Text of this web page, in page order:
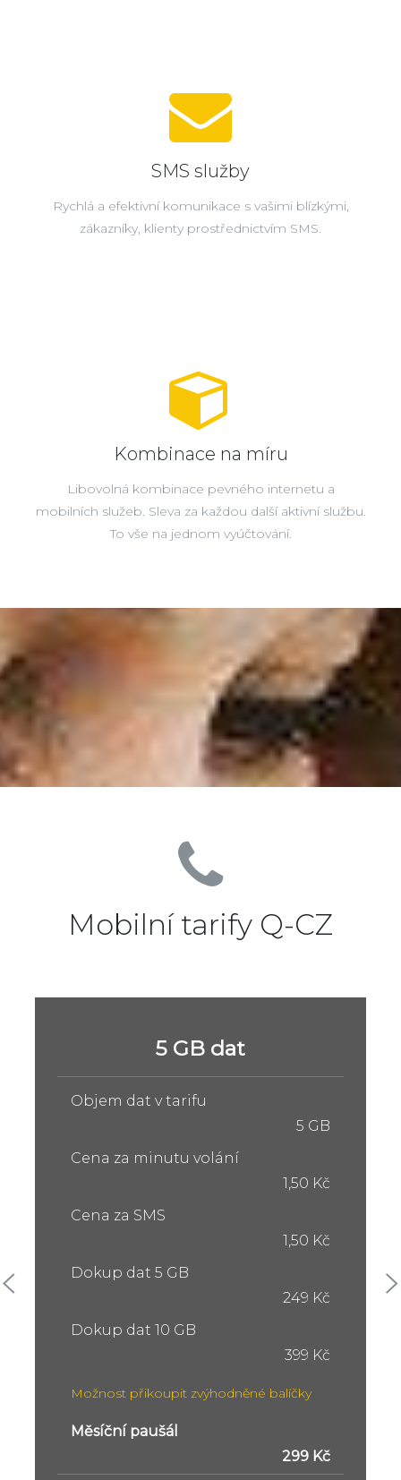
SMS služby
Rychlá a efektivní komunikace s vašimi blízkými,
zákazníky, klienty prostřednictvím SMS.
Kombinace na míru
Libovolná kombinace pevného internetu a
mobilních služeb. Sleva za každou další aktivní službu.
To vše na jednom vyúčtování.
Mobilní tarify Q-CZ
5 GB dat
Objem dat v tarifu
5 GB
Cena za minutu volání
1,50 Kč
Cena za SMS
1,50 Kč
Dokup dat 5 GB
249 Kč
Dokup dat 10 GB
399 Kč
Možnost přikoupit zvýhodněné balíčky
Měsíční paušál
299 Kč